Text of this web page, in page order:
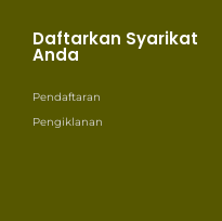
Daftarkan Syarikat
Anda
Pendaftaran
Pengiklanan